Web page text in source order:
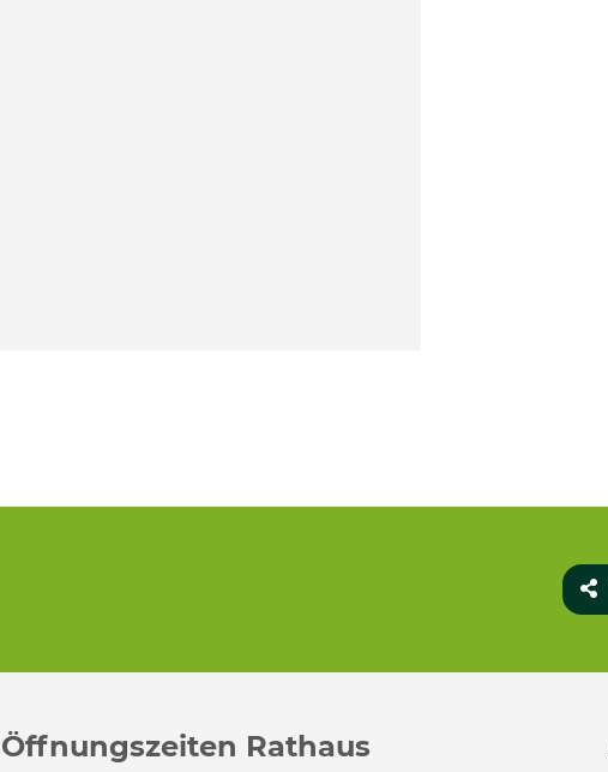
Öffnungszeiten Rathaus